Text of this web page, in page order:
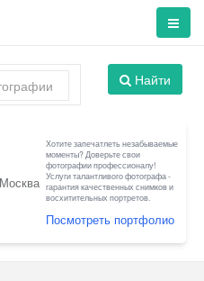
Найти
Хотите запечатлеть незабываемые
моменты? Доверьте свои
фотографии профессионалу!
Услуги талантливого фотографа -
гарантия качественных снимков и
восхитительных портретов.
Посмотреть портфолио